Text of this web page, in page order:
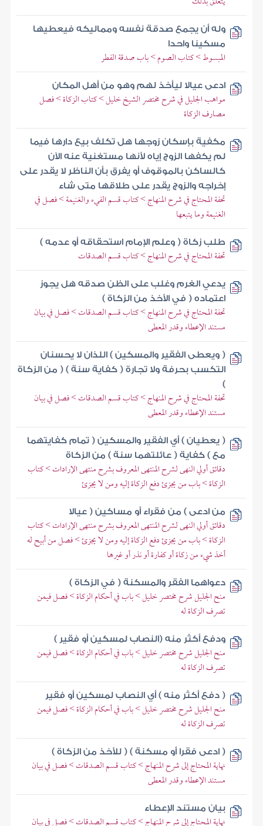
وله أن يجمع صدقة نفسه ومماليكه فيعطيها
مسكينا واحدا
المبسوط > كتاب الصوم > باب صدقة الفطر
ادعى عيالا ليأخذ لهم وهو من أهل المكان
مواهب الجليل في شرح مختصر الشيخ خليل > كتاب الزكاة > فصل
مصارف الزكاة
مكفية بإسكان زوجها هل تكلف بيع دارها فيما
لم يكفها الزوج إياه لأنها مستغنية عنه الآن
كالساكن بالموقوف أو يفرق بأن الناظر لا يقدر على
إخراجه والزوج يقدر على طلاقها متى شاء
تحفة المحتاج في شرح المنهاج > كتاب قسم الفيء والغنيمة > فصل في
الغنيمة وما يتبعها
طلب زكاة ( وعلم الإمام استحقاقه أو عدمه )
تحفة المحتاج في شرح المنهاج > كتاب قسم الصدقات
يدعي الغرم وغلب على الظن صدقه هل يجوز
اعتماده ( في الأخذ من الزكاة )
تحفة المحتاج في شرح المنهاج > كتاب قسم الصدقات > فصل في بيان
مستند الإعطاء وقدر المعطى
( ويعطى الفقير والمسكين ) اللذان لا يحسنان
التكسب بحرفة ولا تجارة ( كفاية سنة ) ( من الزكاة
)
تحفة المحتاج في شرح المنهاج > كتاب قسم الصدقات > فصل في بيان
مستند الإعطاء وقدر المعطى
( يعطيان ) أي الفقير والمسكين ( تمام كفايتهما
مع ) كفاية ( عائلتهما سنة ) من الزكاة
دقائق أولي النهى لشرح المنتهى المعروف بشرح منتهى الإرادات > كتاب
الزكاة > باب من يجزئ دفع الزكاة إليه ومن لا يجزئ
من ادعى ) من فقراء أو مساكين ( عيالا
دقائق أولي النهى لشرح المنتهى المعروف بشرح منتهى الإرادات > كتاب
الزكاة > باب من يجزئ دفع الزكاة إليه ومن لا يجزئ > فصل من أبيح له
أخذ شيء من زكاة أو كفارة أو نذر أو غيرها
دعواهما الفقر والمسكنة ( في الزكاة )
منح الجليل شرح مختصر خليل > باب في أحكام الزكاة > فصل فيمن
تصرف الزكاة له
ودفع أكثر منه (النصاب لمسكين أو فقير )
منح الجليل شرح مختصر خليل > باب في أحكام الزكاة > فصل فيمن
تصرف الزكاة له
( دفع أكثر منه ) أي النصاب لمسكين أو فقير
منح الجليل شرح مختصر خليل > باب في أحكام الزكاة > فصل فيمن
تصرف الزكاة له
( ادعى فقرا أو مسكنة ) ( للأخذ من الزكاة )
نهاية المحتاج إلى شرح المنهاج > كتاب قسم الصدقات > فصل في بيان
مستند الإعطاء وقدر المعطى
بيان مستند الإعطاء
نهاية المحتاج إلى شرح المنهاج > كتاب قسم الصدقات > فصل في بيان